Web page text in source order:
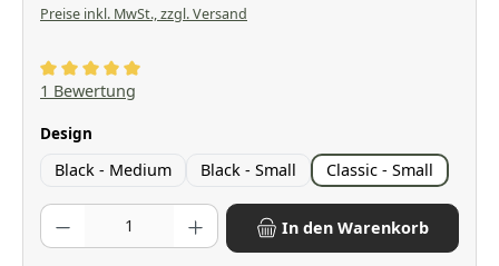
Preise inkl. MwSt., zzgl. Versand
Durchschnittliche Bewertung von 5 von 5 Sternen
1 Bewertung
Design
Black - Medium Black - Small Classic - Small
Produkt Anzahl: Gib den gewünschten Wert ein oder benutze die
In den Warenkorb